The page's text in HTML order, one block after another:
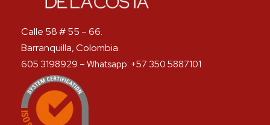
Calle 58 # 55 – 66.
Barranquilla, Colombia.
605 3198929 – Whatsapp: +57 350 5887101